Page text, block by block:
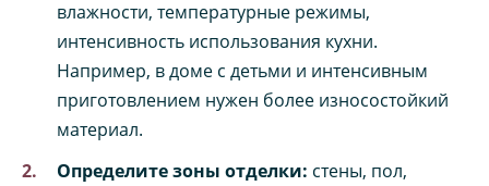
влажности, температурные режимы,
интенсивность использования кухни.
Например, в доме с детьми и интенсивным
приготовлением нужен более износостойкий
материал.
Определите зоны отделки: стены, пол,